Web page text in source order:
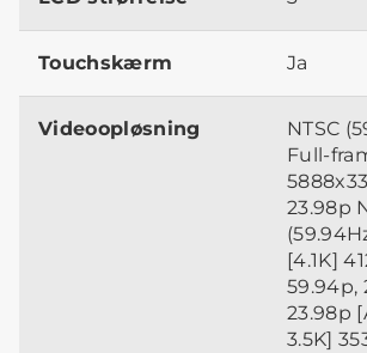
Touchskærm Ja
Videoopløsning
NTSC
Full-
23.98p
[4.1K]
59.94p,
23.98p
3.5K]